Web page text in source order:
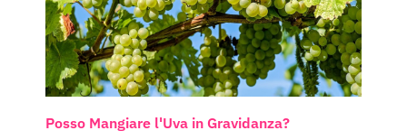
Posso Mangiare l'Uva in Gravidanza?